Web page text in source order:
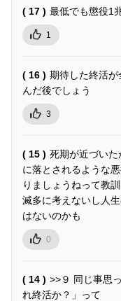
( 17 ) 最低でも懲役1
1
( 16 ) 期待した終活
んだ後でしょう
3
( 15 ) 死期が近づい
に落とされるような
りましょうねって教
滅多に考えないし人
はないのかも
0
( 14 ) >>９ 同じ事思
れ終活か？」って